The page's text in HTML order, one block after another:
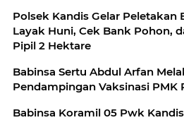
Polsek Kandis Gelar Peletakan
Layak Huni, Cek Bank Pohon,
Pipil 2 Hektare
Babinsa Sertu Abdul Arfan
Pendampingan Vaksinasi PMK
Babinsa Koramil 05 Pwk